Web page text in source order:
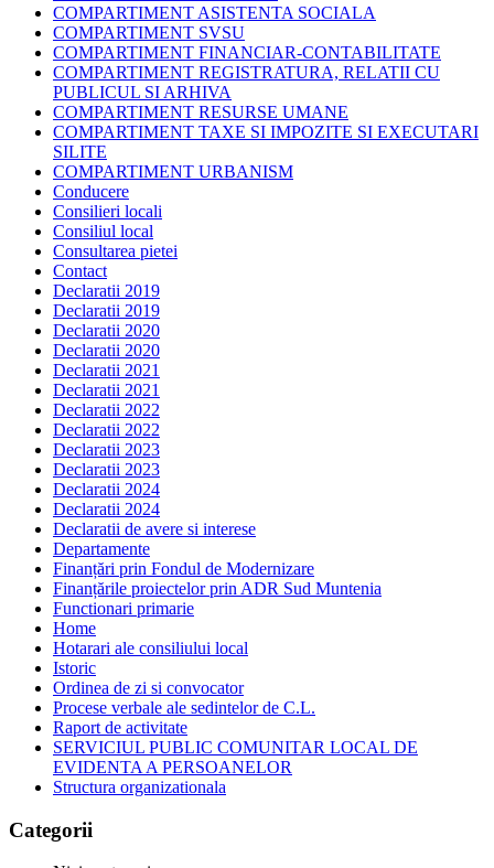
COMPARTIMENT ASISTENTA SOCIALA
COMPARTIMENT SVSU
COMPARTIMENT FINANCIAR-CONTABILITATE
COMPARTIMENT REGISTRATURA, RELATII CU
PUBLICUL SI ARHIVA
COMPARTIMENT RESURSE UMANE
COMPARTIMENT TAXE SI IMPOZITE SI EXECUTARI
SILITE
COMPARTIMENT URBANISM
Conducere
Consilieri locali
Consiliul local
Consultarea pietei
Contact
Declaratii 2019
Declaratii 2019
Declaratii 2020
Declaratii 2020
Declaratii 2021
Declaratii 2021
Declaratii 2022
Declaratii 2022
Declaratii 2023
Declaratii 2023
Declaratii 2024
Declaratii 2024
Declaratii de avere si interese
Departamente
Finanțări prin Fondul de Modernizare
Finanțările proiectelor prin ADR Sud Muntenia
Functionari primarie
Home
Hotarari ale consiliului local
Istoric
Ordinea de zi si convocator
Procese verbale ale sedintelor de C.L.
Raport de activitate
SERVICIUL PUBLIC COMUNITAR LOCAL DE
EVIDENTA A PERSOANELOR
Structura organizationala
Categorii